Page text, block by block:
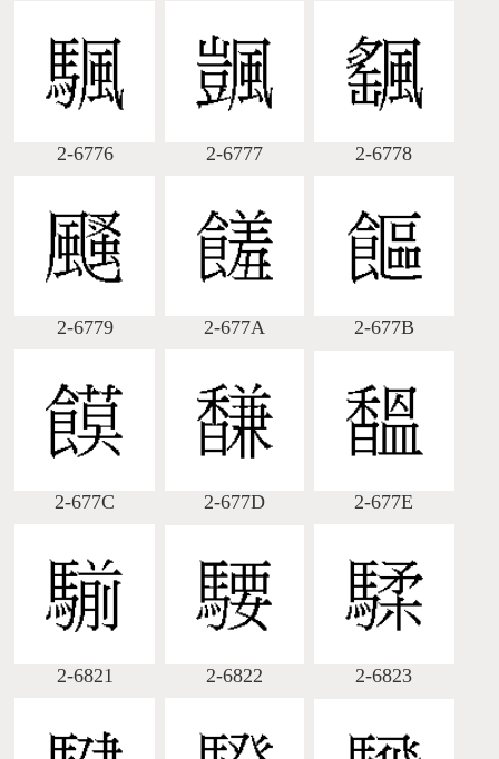
2-6776 2-6777 2-6778
2-6779 2-677A 2-677B
2-677C 2-677D 2-677E
2-6821 2-6822 2-6823